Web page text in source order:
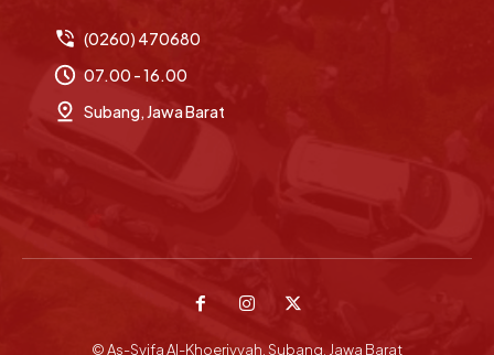
(0260) 470680
07.00 - 16.00
Subang, Jawa Barat
© As-Syifa Al-Khoeriyyah, Subang, Jawa Barat